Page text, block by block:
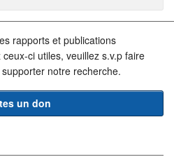
rapports et publications
ci utiles, veuillez s.v.p faire
notre recherche.
un don